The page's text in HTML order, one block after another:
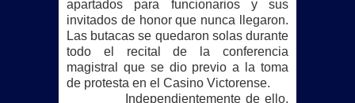
apartados para funcionarios y sus
invitados de honor que nunca llegaron.
Las butacas se quedaron solas durante
todo el recital de la conferencia
magistral que se dio previo a la toma
de protesta en el Casino Victorense.
Independientemente de ello,